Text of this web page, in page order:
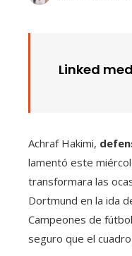
Linked
Achraf Hakimi,
lamentó este
transformara las
Dortmund en la ida
Campeones de
seguro que el